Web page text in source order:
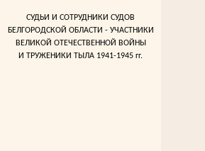
СУДЬИ И СОТРУДНИКИ СУДОВ
БЕЛГОРОДСКОЙ ОБЛАСТИ - УЧАСТНИКИ
ВЕЛИКОЙ ОТЕЧЕСТВЕННОЙ ВОЙНЫ
И ТРУЖЕНИКИ ТЫЛА 1941-1945 гг.